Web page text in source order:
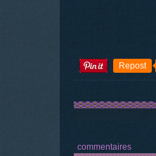
Repost
commentaires